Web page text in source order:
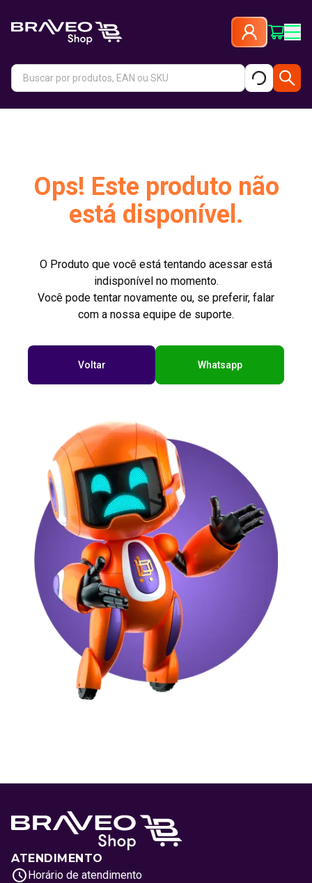
Ops! Este produto não
está disponível.
O Produto que você está tentando acessar está
indisponível no momento.
Você pode tentar novamente ou, se preferir, falar
com a nossa equipe de suporte.
Voltar Whatsapp
ATENDIMENTO
Horário de atendimento